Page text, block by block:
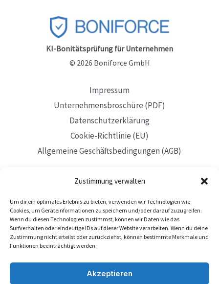
Zustimmung verwalten
Um dir ein optimales Erlebnis zu bieten, verwenden wir Technologien wie
Cookies, um Geräteinformationen zu speichern und/oder darauf zuzugreifen.
Wenn du diesen Technologien zustimmst, können wir Daten wie das
Surfverhalten oder eindeutige IDs auf dieser Website verarbeiten. Wenn du deine
Zustimmung nicht erteilst oder zurückziehst, können bestimmte Merkmale und
Funktionen beeinträchtigt werden.
Akzeptieren
KI-Bonitätsprüfung für Unternehmen
© 2026 Boniforce GmbH
Impressum
Unternehmensbroschüre (PDF)
Datenschutzerklärung
Cookie-Richtlinie (EU)
Allgemeine Geschäftsbedingungen (AGB)
Mit Sitz in Düsseldorf